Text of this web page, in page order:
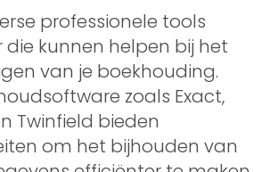
professionele tools
kunnen helpen bij het
van je boekhouding.
zoals Exact,
Twinfield bieden
om het bijhouden van